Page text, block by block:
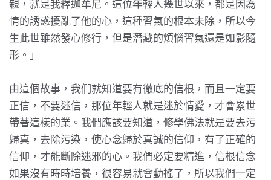
親，就是我釋迦牟尼。這位年輕人幾世以來，都是因為
情的誘惑擾亂了他的心，這種習氣的根本未除，所以今
生此世雖然發心修行，但是潛藏的煩惱習氣還是如影隨
形。」
由這個故事，我們就知道要有徹底的信根，而且一定要
正信，不要迷信，那位年輕人就是迷於情愛，才會累世
帶著這樣的業。我們應該要知道，修學佛法就是要去污
歸真，去除污染，使心念歸於真誠的信仰，有了正確的
信仰，才能斷除迷邪的心。我們必定要精進，信根信念
如果沒有時時培養，很容易就會動搖了，所以我們一定